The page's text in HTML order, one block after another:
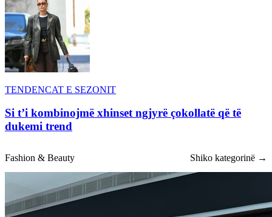
TENDENCAT E SEZONIT
Si t’i kombinojmë xhinset ngjyrë çokollatë që të
dukemi trend
Fashion & Beauty Shiko kategorinë →